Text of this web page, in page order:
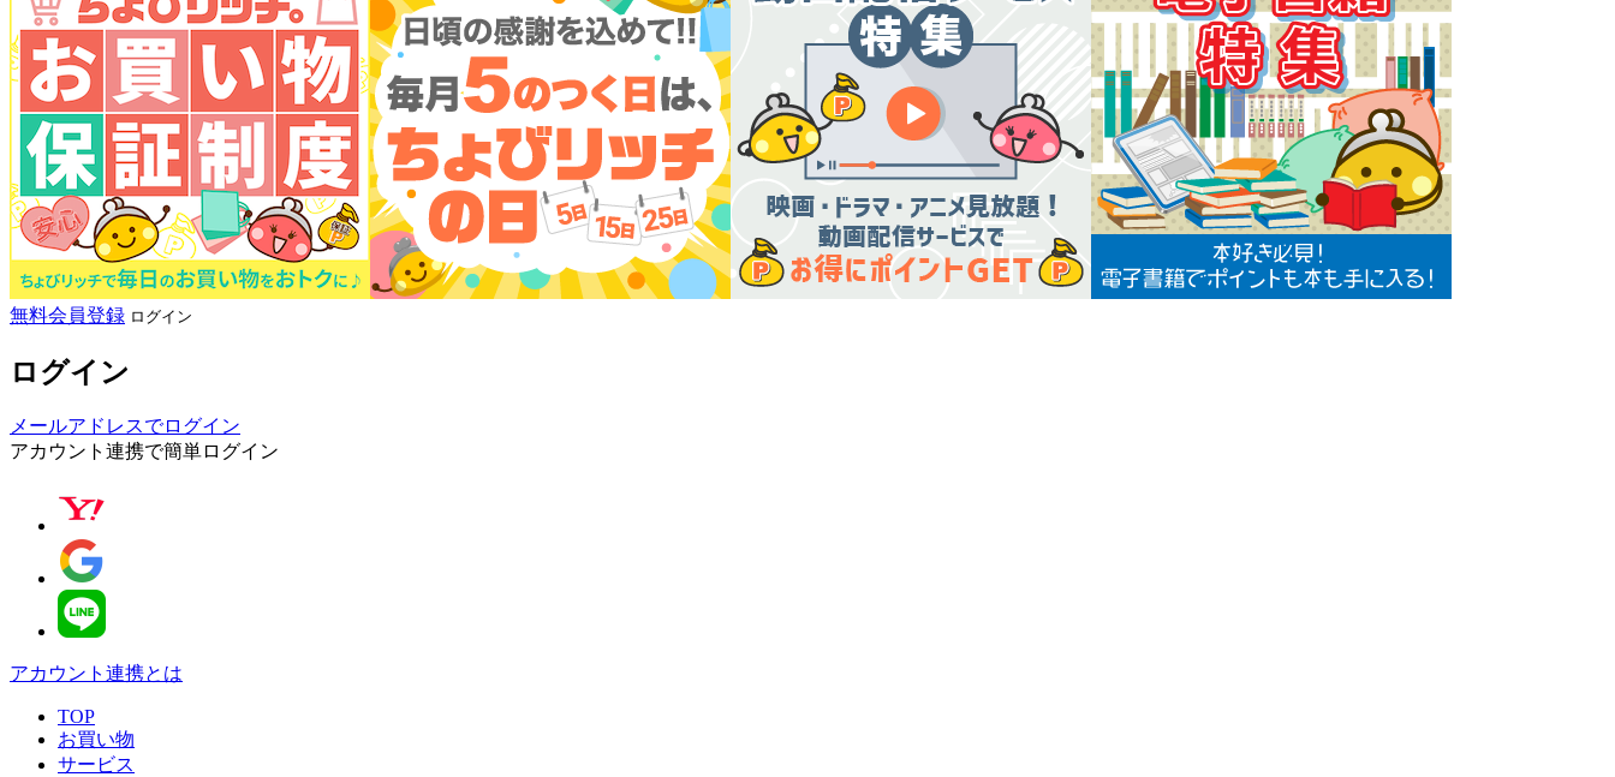
無料会員登録 ログイン
ログイン
メールアドレスでログイン
アカウント連携で簡単ログイン
アカウント連携とは
TOP
お買い物
サービス